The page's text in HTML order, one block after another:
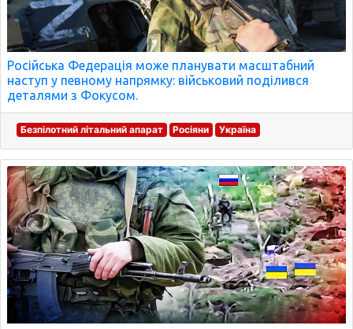
Російська Федерація може планувати масштабний
наступ у певному напрямку: військовий поділився
деталями з Фокусом.
Безпілотний літальний апарат Росіяни Україна